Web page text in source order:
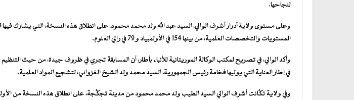
لنجاحها.
المستويات والتخصصات العلمية، من بينها 154 في الأولمبياد و 79 في رالي العلوم.
وأكد الوالي، في تصريح لمكتب الوكالة الموريتانية للأنباء بأطار، أن المسابقة تجري في ظروف جيدة، من حيث التنظيم
في إطار العناية التي يوليها فخامة رئيس الجمهورية، السيد محمد ولد الشيخ الغزواني، لتشجيع المواد العلمية.
وفي ولاية تگانت أشرف الوالي السيد الطيب ولد محمد محمود من مدينة تجگجة، على انطلاق هذه النسخة من